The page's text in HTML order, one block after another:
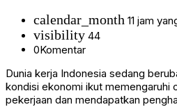
calendar_month 11 jam
visibility 44
0Komentar
Dunia kerja Indonesia sedang
kondisi ekonomi ikut memengaruhi
pekerjaan dan mendapatkan